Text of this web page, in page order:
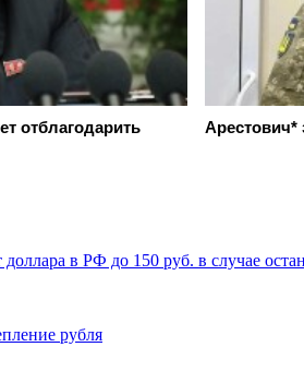
отблагодарить
Арестович*
в РФ до 150 руб. в случае
рубля